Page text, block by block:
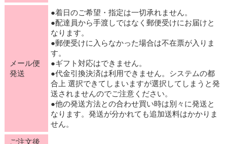
メール便
発送
●着日のご希望・指定は一切承れません。
●配達員から手渡しではなく郵便受けにお届けと
なります。
●郵便受けに入らなかった場合は不在票が入りま
す。
●ギフト対応はできません。
●代金引換決済は利用できません。システムの都
合上 選択できてしまいますが選択してしまうと発
送されませんのでご注意ください。
●他の発送方法との合わせ買い時は別々に発送と
なります。発送が分かれても追加送料はかかりま
せん。
ご注文後